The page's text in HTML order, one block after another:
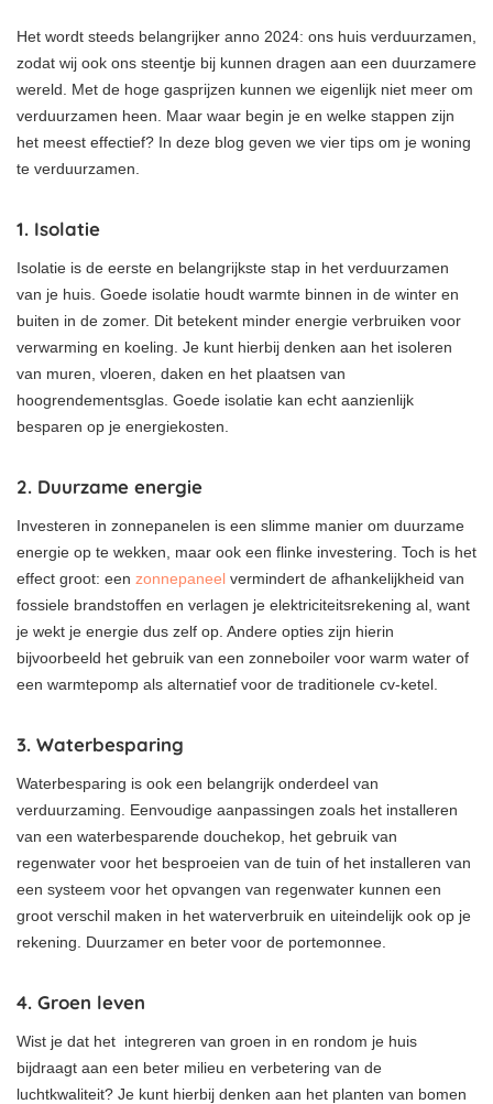
Het wordt steeds belangrijker anno 2024: ons huis verduurzamen,
zodat wij ook ons steentje bij kunnen dragen aan een duurzamere
wereld. Met de hoge gasprijzen kunnen we eigenlijk niet meer om
verduurzamen heen. Maar waar begin je en welke stappen zijn
het meest effectief? In deze blog geven we vier tips om je woning
te verduurzamen.
1. Isolatie
Isolatie is de eerste en belangrijkste stap in het verduurzamen
van je huis. Goede isolatie houdt warmte binnen in de winter en
buiten in de zomer. Dit betekent minder energie verbruiken voor
verwarming en koeling. Je kunt hierbij denken aan het isoleren
van muren, vloeren, daken en het plaatsen van
hoogrendementsglas. Goede isolatie kan echt aanzienlijk
besparen op je energiekosten.
2. Duurzame energie
Investeren in zonnepanelen is een slimme manier om duurzame
energie op te wekken, maar ook een flinke investering. Toch is het
effect groot: een zonnepaneel vermindert de afhankelijkheid van
fossiele brandstoffen en verlagen je elektriciteitsrekening al, want
je wekt je energie dus zelf op. Andere opties zijn hierin
bijvoorbeeld het gebruik van een zonneboiler voor warm water of
een warmtepomp als alternatief voor de traditionele cv-ketel.
3. Waterbesparing
Waterbesparing is ook een belangrijk onderdeel van
verduurzaming. Eenvoudige aanpassingen zoals het installeren
van een waterbesparende douchekop, het gebruik van
regenwater voor het besproeien van de tuin of het installeren van
een systeem voor het opvangen van regenwater kunnen een
groot verschil maken in het waterverbruik en uiteindelijk ook op je
rekening. Duurzamer en beter voor de portemonnee.
4. Groen leven
Wist je dat het integreren van groen in en rondom je huis
bijdraagt aan een beter milieu en verbetering van de
luchtkwaliteit? Je kunt hierbij denken aan het planten van bomen